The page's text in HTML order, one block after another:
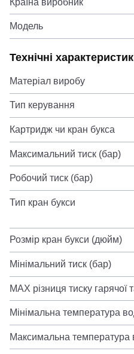
Модель
Технічні
Матеріал виробу
Тип керування
Картридж чи кран букса
Максимальний тиск (бар)
Робочий тиск (бар)
Тип кран букси
Розмір кран букси (дюйм)
Мінімальний тиск (бар)
MAX різниця тиску
Мінімальна температура
Максимальна температура